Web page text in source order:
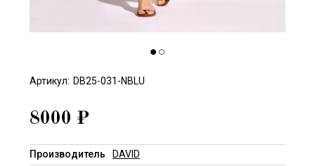
Артикул: DB25-031-NBLU
8000 ₽
Производитель
DAVID